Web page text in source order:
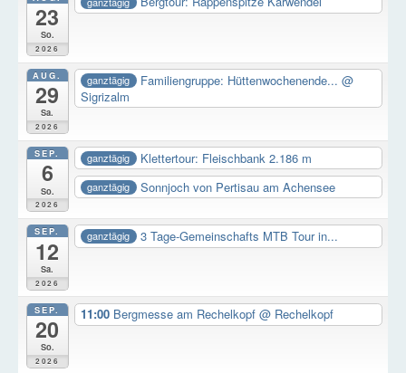
23
So.
2026
AUG.
29
Sa.
2026
ganztägig Familiengruppe: Hüttenwochenende...@
Sigrizalm
SEP.
6
So.
2026
ganztägig Klettertour: Fleischbank 2.186 m
ganztägig Sonnjoch von Pertisau am Achensee
SEP.
12
Sa.
2026
ganztägig 3 Tage-Gemeinschafts MTB Tour in...
SEP.
20
So.
2026
11:00 Bergmesse am Rechelkopf @ Rechelkopf